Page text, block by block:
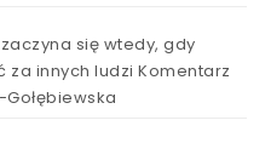
się wtedy, gdy
innych ludzi Komentarz